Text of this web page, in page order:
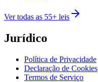
Ver todas as 55+ leis
Jurídico
Política de Privacidade
Declaração de Cookies
Termos de Serviço